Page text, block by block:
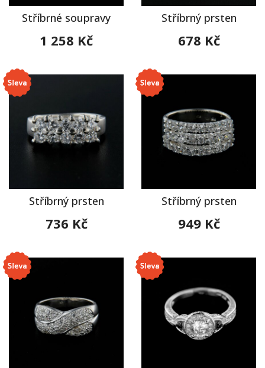
Stříbrné soupravy
1 258 Kč
Stříbrný prsten
678 Kč
Stříbrný prsten
736 Kč
Stříbrný prsten
949 Kč